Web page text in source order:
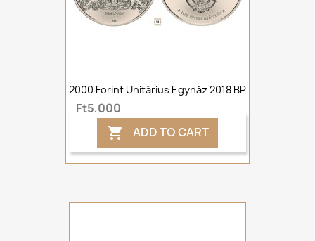
2000 Forint Unitárius Egyház 2018 BP
Ft5,000
 ADD TO CART